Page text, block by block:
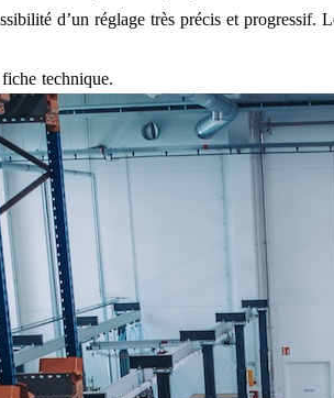
d’un réglage très précis et progressif.
technique.